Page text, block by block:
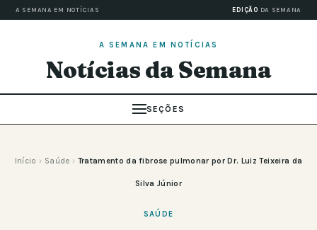
A SEMANA EM NOTÍCIAS EDIÇÃO DA SEMANA
A SEMANA EM NOTÍCIAS
Notícias da Semana
SEÇÕES
Início › Saúde › Tratamento da fibrose pulmonar por Dr. Luiz Teixeira da
Silva Júnior
SAÚDE